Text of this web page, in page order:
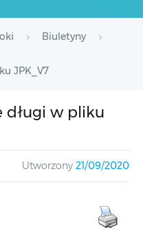
Biuletyny
JPK_V7
długi w pliku
Utworzony 21/09/2020